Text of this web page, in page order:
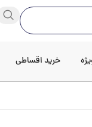
خرید اقساطی